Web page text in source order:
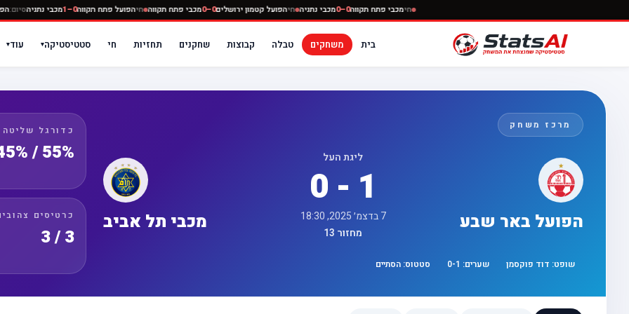
חימכבי פתח תקווה0–0 מכבי נתניה חיהפועל קטמון ירושלים0–0 מכבי פתח תקווה חיהפועל פתח תקווה0–1 מכבי
בית משחקים טבלה קבוצות שחקנים תחזיות חי סטטיסטיקה▾ עוד▾
מרכז משחק
הפועל באר שבע
ליגת העל
0 - 1
7 בדצמ׳ 2025, 18:30
מחזור 13
מכבי תל אביב
שופט: דוד פוקסמן שערים: 0-1 סטטוס: הסתיים
כדורגל שליטה
55% / 45%
כרטיסים
3 / 3